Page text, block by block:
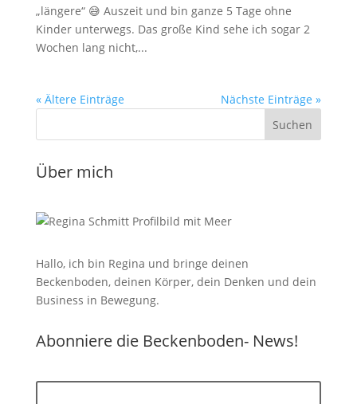
„längere“ 😅 Auszeit und bin ganze 5 Tage ohne
Kinder unterwegs. Das große Kind sehe ich sogar 2
Wochen lang nicht,...
« Ältere Einträge Nächste Einträge »
Über mich
Hallo, ich bin Regina und bringe deinen
Beckenboden, deinen Körper, dein Denken und dein
Business in Bewegung.
Abonniere die Beckenboden- News!